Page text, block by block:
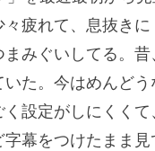
疲れて、息抜き
みぐいしてる。
いた。今はめんど
設定がしにくく
幕をつけたまま